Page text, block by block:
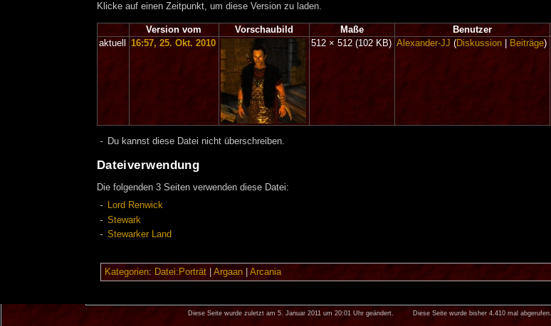
Klicke auf einen Zeitpunkt, um diese Version zu laden.
Version vom Vorschaubild Maße Benutzer
aktuell
16:57, 25. Okt. 2010 512 × 512(102 KB) Alexander-JJ (Diskussion Beiträge)
Du kannst diese Datei nicht überschreiben.
Dateiverwendung
Die folgenden 3 Seiten verwenden diese Datei:
Lord Renwick
Stewark
Stewarker Land
Kategorien: Datei:Porträt| Argaan| Arcania
Diese Seite wurde zuletzt am 5. Januar 2011 um 20:01 Uhr geändert. Diese Seite wurde bisher 4.410 mal abgerufen.